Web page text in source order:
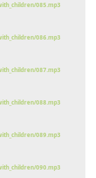
085.mp3
086.mp3
087.mp3
088.mp3
089.mp3
090.mp3